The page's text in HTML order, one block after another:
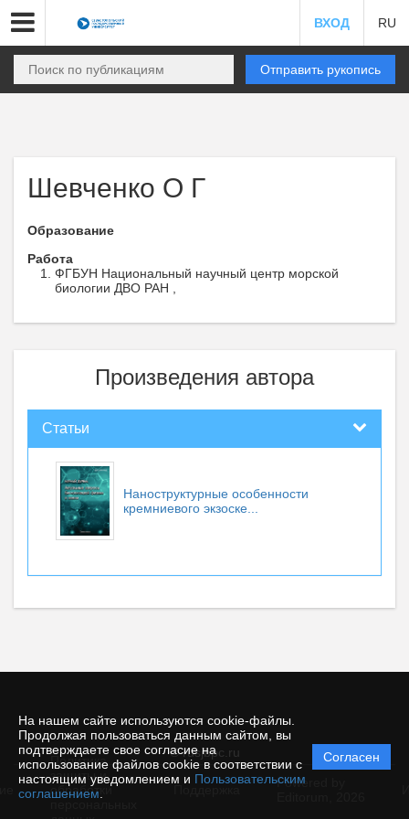
На нашем сайте используются cookie-файлы.
Продолжая пользоваться данным сайтом, вы
подтверждаете свое согласие на
использование файлов cookie в соответствии с
настоящим уведомлением и Пользовательским
соглашением
Согласен
ВХОД RU
Отправить рукопись
Шевченко О Г
Образование
Работа
ФГБУН Национальный научный центр морской
биологии ДВО РАН ,
Произведения автора
Статьи
Наноструктурные особенности
кремниевого экзоске...
© rusjbpc.ru
Политика
защиты и
обработки
Powered by